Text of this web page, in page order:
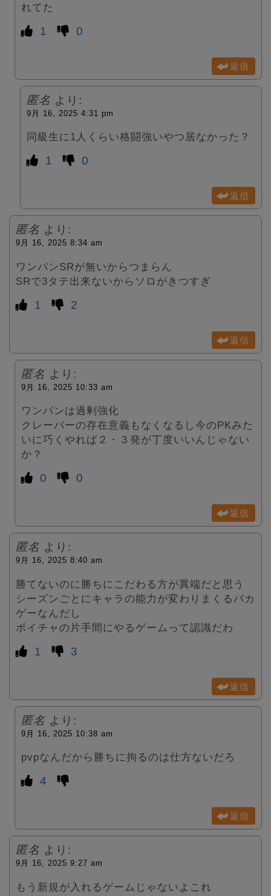
れてた
1 0
返信
匿名 より:
9月 16, 2025 4:31 pm
同級生に1人くらい格闘強いやつ居なかった？
1 0
返信
匿名 より:
9月 16, 2025 8:34 am
ワンパンSRが無いからつまらん
SRで3タテ出来ないからソロがきつすぎ
1 2
返信
匿名 より:
9月 16, 2025 10:33 am
ワンパンは過剰強化
クレーバーの存在意義もなくなるし今のPKみた
いに巧くやれば２・３発が丁度いいんじゃない
か？
0 0
返信
匿名 より:
9月 16, 2025 8:40 am
勝てないのに勝ちにこだわる方が異端だと思う
シーズンごとにキャラの能力が変わりまくるバカ
ゲーなんだし
ボイチャの片手間にやるゲームって認識だわ
1 3
返信
匿名 より:
9月 16, 2025 10:38 am
pvpなんだから勝ちに拘るのは仕方ないだろ
4
返信
匿名 より:
9月 16, 2025 9:27 am
もう新規が入れるゲームじゃないよこれ